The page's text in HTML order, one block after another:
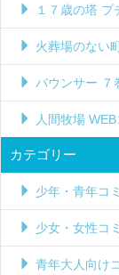
１７歳の塔
火葬場のない
バウンサー ７
人間牧場
カテゴリー
少年・青年コ
少女・女性コ
青年大人向け